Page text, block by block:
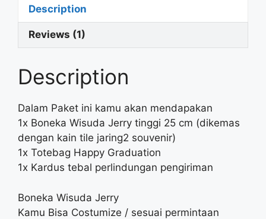
Description
Reviews (1)
Description
Dalam Paket ini kamu akan mendapakan
1x Boneka Wisuda Jerry tinggi 25 cm (dikemas
dengan kain tile jaring2 souvenir)
1x Totebag Happy Graduation
1x Kardus tebal perlindungan pengiriman
Boneka Wisuda Jerry
Kamu Bisa Costumize / sesuai permintaan